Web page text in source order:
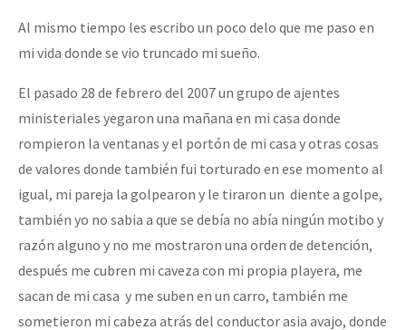
Al mismo tiempo les escribo un poco delo que me paso en
mi vida donde se vio truncado mi sueño.
El pasado 28 de febrero del 2007 un grupo de ajentes
ministeriales yegaron una mañana en mi casa donde
rompieron la ventanas y el portón de mi casa y otras cosas
de valores donde también fui torturado en ese momento al
igual, mi pareja la golpearon y le tiraron un diente a golpe,
también yo no sabia a que se debía no abía ningún motibo y
razón alguno y no me mostraron una orden de detención,
después me cubren mi caveza con mi propia playera, me
sacan de mi casa y me suben en un carro, también me
sometieron mi cabeza atrás del conductor asia avajo, donde